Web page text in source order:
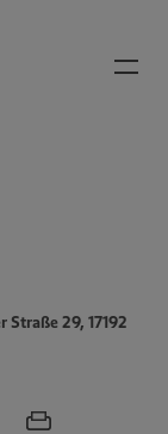
Straße 29, 17192